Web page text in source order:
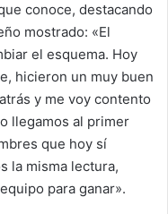
conoce, destacando
mostrado: «El
el esquema. Hoy
hicieron un muy buen
y me voy contento
llegamos al primer
que hoy sí
la misma lectura,
para ganar».